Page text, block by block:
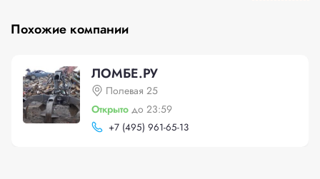
Похожие компании
ЛОМБЕ.РУ
Полевая 25
Открыто до 23:59
+7 (495) 961-65-13